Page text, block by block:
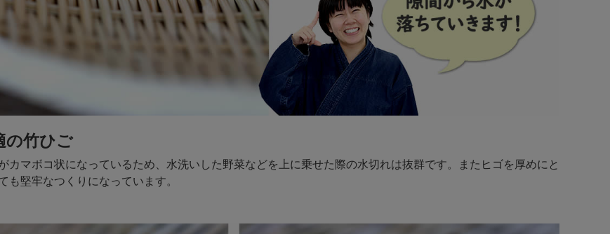
の竹ひご
カマボコ状になっているため、水洗いした野菜などを上に乗せた際の水切れは抜群です。またヒゴを厚めにと
も堅牢なつくりになっています。